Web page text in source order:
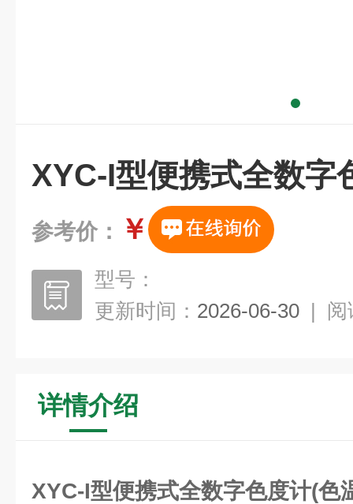
XYC-I型便携式全数字
参考价： ￥
型号：
更新时间： 2026-06-30 | 阅
详情介绍
XYC-I型便携式全数字色度计(色